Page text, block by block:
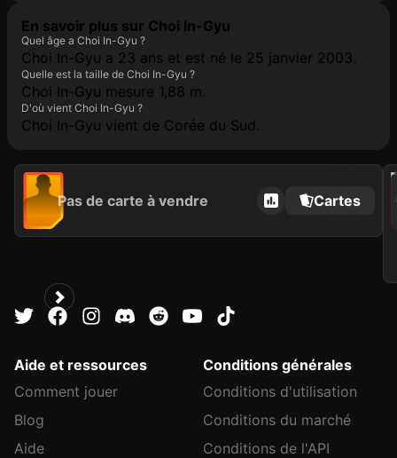
En savoir plus sur Choi In-Gyu
Quel âge a Choi In-Gyu ?
Choi In-Gyu a 23 ans et est né le 25 janvier 2003.
Quelle est la taille de Choi In-Gyu ?
Choi In-Gyu mesure 1,88 m.
D'où vient Choi In-Gyu ?
Choi In-Gyu vient de Corée du Sud.
Pas de carte à vendre Cartes
2022
Aide et ressources
Comment jouer
Blog
Aide
Conditions générales
Conditions d'utilisation
Conditions du marché
Conditions de l'API